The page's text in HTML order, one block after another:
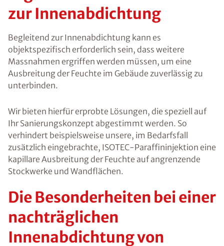
zur Innenabdichtung
Begleitend zur Innenabdichtung kann es
objektspezifisch erforderlich sein, dass weitere
Massnahmen ergriffen werden müssen, um eine
Ausbreitung der Feuchte im Gebäude zuverlässig zu
unterbinden.
Wir bieten hierfür erprobte Lösungen, die speziell auf
Ihr Sanierungskonzept abgestimmt werden. So
verhindert beispielsweise unsere, im Bedarfsfall
zusätzlich eingebrachte, ISOTEC-Paraffininjektion eine
kapillare Ausbreitung der Feuchte auf angrenzende
Stockwerke und Wandflächen.
Die Besonderheiten bei einer
nachträglichen
Innenabdichtung von